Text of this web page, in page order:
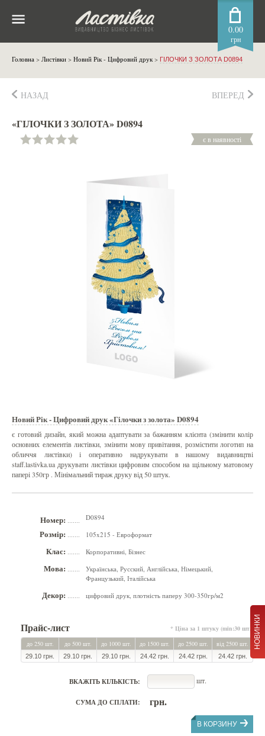
0.00
грн
Головна > Листівки > Новий Рік - Цифровий друк> ГІЛОЧКИ З ЗОЛОТА D0894
НОВИНКИ
НАЗАД ВПЕРЕД
«ГІЛОЧКИ З ЗОЛОТА» D0894
є в наявності
Новий Рік - Цифровий друк «Гілочки з золота» D0894
є готовий дизайн, який можна адаптувати за бажанням клієнта (змінити колір
основних елементів листівки, змінити мову привітання, розмістити логотип на
обличчя листівки) і оперативно надрукувати в нашому видавництві
staff.lastivka.ua друкувати листівки цифровим способом на щільному матовому
папері 350гр . Мінімальний тираж друку від 50 штук.
Номер: D0894
Розмір: 105x215 - Евроформат
Клас: Корпоративні, Бізнес
Мова:
Українська, Русский, Англійська, Німецький,
Французький, Італійська
Декор: цифровий друк, плотність паперу 300-350гр/м2
Прайс-лист
* Ціна за 1 штуку (min:30 шт.)
до 250 шт.
до 500 шт. до 1000 шт. до 1500 шт. до 2500 шт. від 2500 шт.
29.10 грн. 29.10 грн. 29.10 грн. 24.42 грн. 24.42 грн. 24.42 грн.
ВКАЖІТЬ КІЛЬКІСТЬ: шт.
СУМА ДО СПЛАТИ: грн.
В КОРЗИНУ